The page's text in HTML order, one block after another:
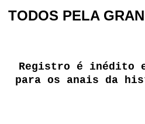
TODOS PELA
Registro é inédito
para os anais da